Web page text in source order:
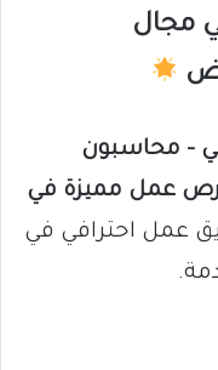
مجال
– محاسبون
عمل مميزة في
عمل احترافي في